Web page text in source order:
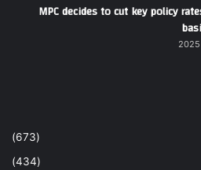
MPC decides to cut key policy
(673)
(434)